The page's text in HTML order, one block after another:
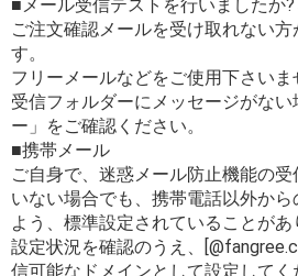
■メール受信テストを行いましたか
ご注文確認メールを受け取れない方
す。
フリーメールなどをご使用下さいま
受信フォルダーにメッセージがな
ー」をご確認ください。
■携帯メール
ご自身で、迷惑メール防止機能の
いない場合でも、携帯電話以外か
よう、標準設定されていることがあ
設定状況を確認のうえ、
信可能なドメインとして設定してく